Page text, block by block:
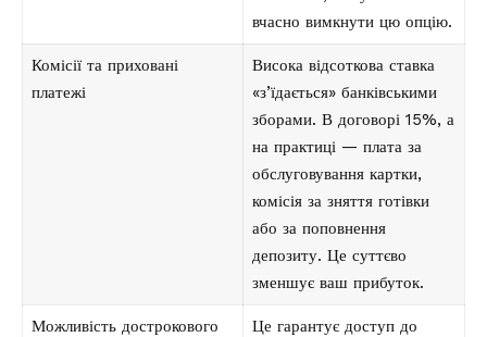
вчасно вимкнути цю опцію.
Комісії та приховані
платежі
Висока відсоткова ставка
«з’їдається» банківськими
зборами. В договорі 15%, а
на практиці — плата за
обслуговування картки,
комісія за зняття готівки
або за поповнення
депозиту. Це суттєво
зменшує ваш прибуток.
Можливість дострокового
Це гарантує доступ до